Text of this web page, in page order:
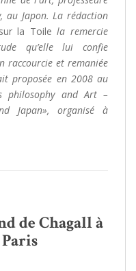
au Japon. La rédaction
la Toile la remercie
qu’elle lui confie
raccourcie et remaniée
proposée en 2008 au
philosophy and Art –
Japan», organisé à
de Chagall à
Paris